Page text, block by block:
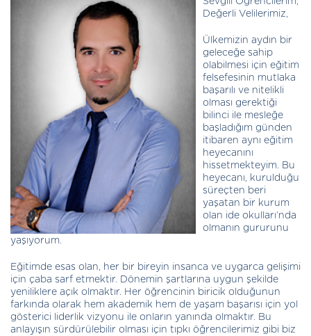
Değerli Velilerimiz,
Ülkemizin aydın bir
geleceğe sahip
olabilmesi için eğitim
felsefesinin mutlaka
başarılı ve nitelikli
olması gerektiği
bilinci ile mesleğe
başladığım günden
itibaren aynı eğitim
heyecanını
hissetmekteyim. Bu
heyecanı, kurulduğu
süreçten beri
yaşatan bir kurum
olan ide okulları’nda
olmanın gururunu
yaşıyorum.
Eğitimde esas olan, her bir bireyin insanca ve uygarca gelişimi
için çaba sarf etmektir. Dönemin şartlarına uygun şekilde
yeniliklere açık olmaktır. Her öğrencinin biricik olduğunun
farkında olarak hem akademik hem de yaşam başarısı için yol
gösterici liderlik vizyonu ile onların yanında olmaktır. Bu
anlayışın sürdürülebilir olması için tıpkı öğrencilerimiz gibi biz